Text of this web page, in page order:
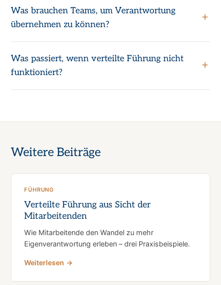
Was brauchen Teams, um Verantwortung
übernehmen zu können?
Was passiert, wenn verteilte Führung nicht
funktioniert?
Weitere Beiträge
FÜHRUNG
Verteilte Führung aus Sicht der
Mitarbeitenden
Wie Mitarbeitende den Wandel zu mehr
Eigenverantwortung erleben – drei Praxisbeispiele.
Weiterlesen →